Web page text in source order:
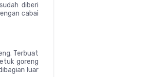
diberi
cabai
Terbuat
goreng
luar